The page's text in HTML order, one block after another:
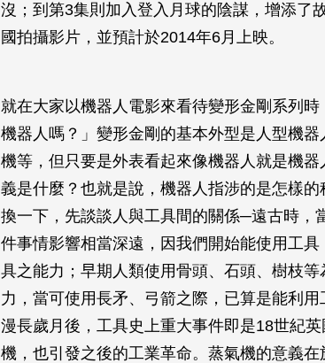
沒；到第3集則加入登入月球的陰謀，增添了
國拍攝影片，並預計於2014年6月上映。
就在大家以機器人電影來看待變形金剛系列
機器人嗎？」變形金剛的基本外型是人型機
機等，但只要是外表看起來像機器人就是機
義是什麼？也就是說，機器人指涉的是怎樣
換一下，先談談人與工具間的關係─遠古時，
件事情影響相當深遠，因我們開始能使用工
具之能力；早期人類使用骨頭、石頭、樹枝
力，當可使用長矛、弓箭之際，已算是能利
漫長歲月後，工具史上重大事件即是18世紀
機，也引發之後的工業革命。蒸氣機的意義